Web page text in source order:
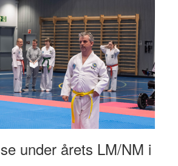
under årets LM/NM i